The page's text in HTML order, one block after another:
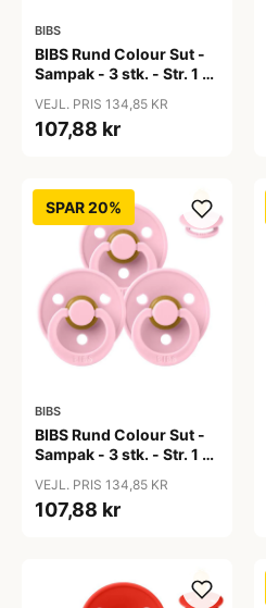
BIBS
BIBS Rund Colour Sut -
Sampak - 3 stk. - Str. 1 -
VEJL. PRIS 134,85 KR
107,88 kr
SPAR 20%
BIBS
BIBS Rund Colour Sut -
Sampak - 3 stk. - Str. 1 -
VEJL. PRIS 134,85 KR
107,88 kr